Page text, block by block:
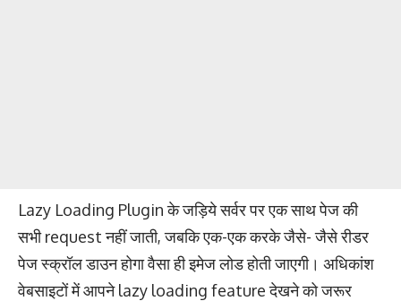
Lazy Loading Plugin के जड़िये सर्वर पर एक साथ पेज की
सभी request नहीं जाती, जबकि एक-एक करके जैसे- जैसे रीडर
पेज स्क्रॉल डाउन होगा वैसा ही इमेज लोड होती जाएगी। अधिकांश
वेबसाइटों में आपने lazy loading feature देखने को जरूर